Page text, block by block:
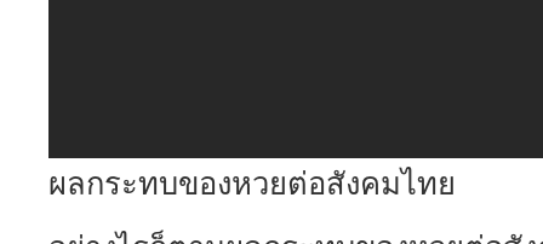
ผลกระทบของหวยต่อสังคมไทย